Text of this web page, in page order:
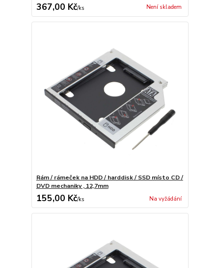
367,00 Kč/ks Není skladem
Rám / rámeček na HDD / harddisk / SSD místo CD /
DVD mechaniky , 12,7mm
155,00 Kč/ks Na vyžádání